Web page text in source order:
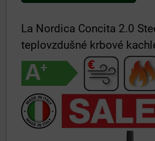
La Nordica Concita 2.0
teplovzdušné krbové